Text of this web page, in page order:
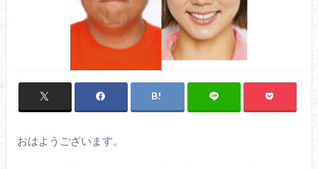
おはようございます。